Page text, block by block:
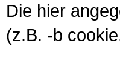
Die hier
(z.B. -b